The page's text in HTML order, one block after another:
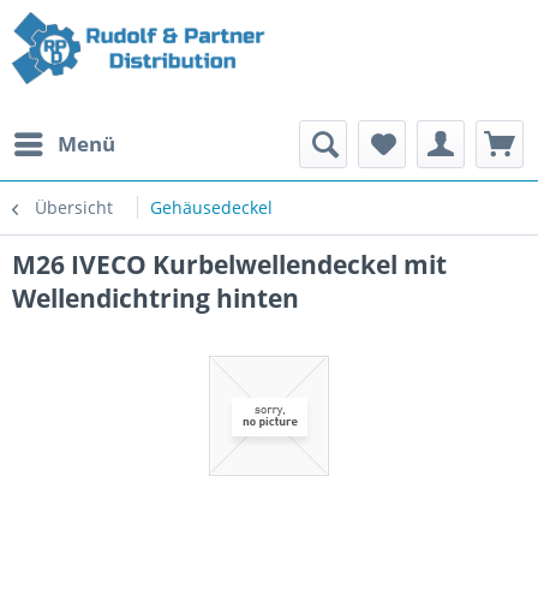
Menü
Übersicht Gehäusedeckel
M26 IVECO Kurbelwellendeckel mit
Wellendichtring hinten